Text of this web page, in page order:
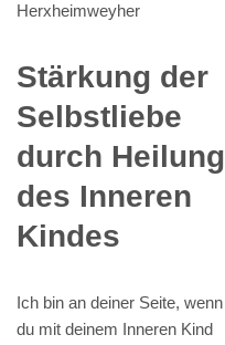
Herxheimweyher
Stärkung der
Selbstliebe
durch Heilung
des Inneren
Kindes
Ich bin an deiner Seite, wenn
du mit deinem Inneren Kind